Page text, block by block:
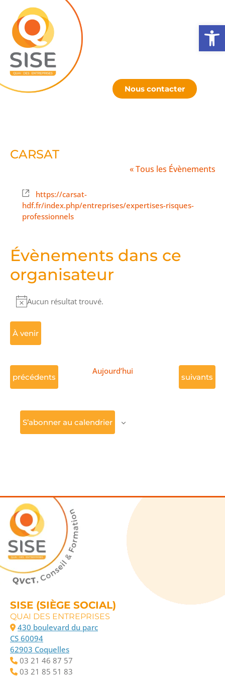
Nous contacter
CARSAT
« Tous les Évènements
Site
web
https://carsat-
hdf.fr/index.php/entreprises/expertises-risques-
professionnels
Évènements dans ce
organisateur
NoticeAucun résultat trouvé.
À venir
une
Évènements
précédents
Aujourd’hui
suivants
S’abonner au calendrier
SISE (SIÈGE SOCIAL)
QUAI DES ENTREPRISES
430 boulevard du parc
CS 60094
62903 Coquelles
03 21 46 87 57
03 21 85 51 83